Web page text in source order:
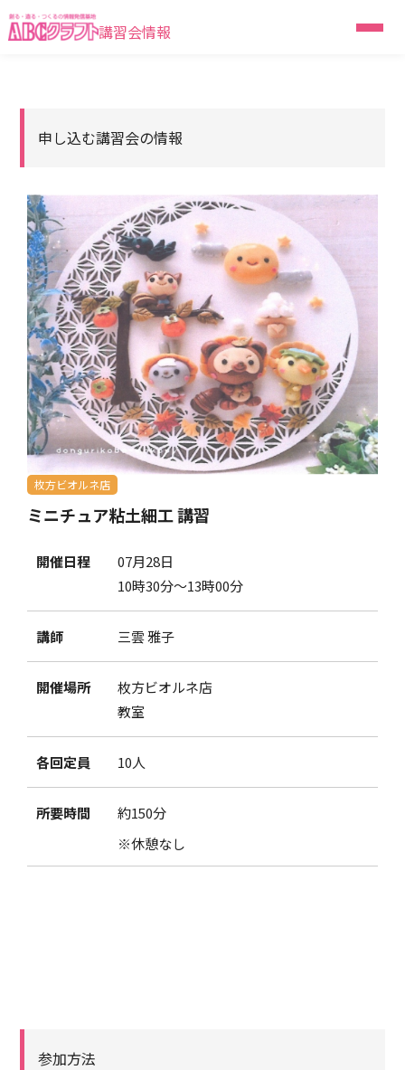
講習会情報
申し込む講習会の情報
枚方ビオルネ店
ミニチュア粘土細工 講習
開催日程
07月28日
10時30分～13時00分
講師 三雲 雅子
開催場所
枚方ビオルネ店
教室
各回定員 10人
所要時間
約150分
※休憩なし
参加方法